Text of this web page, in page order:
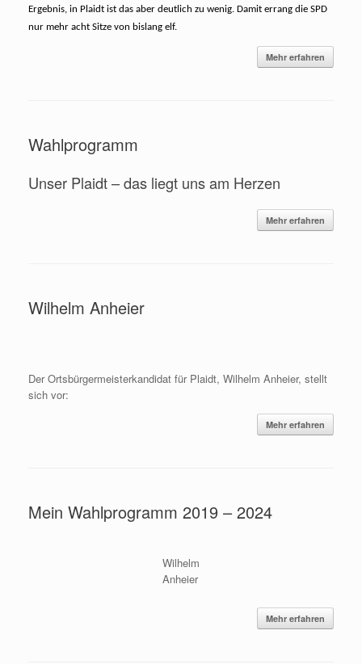
Ergebnis, in Plaidt ist das aber deutlich zu wenig. Damit errang die SPD
nur mehr acht Sitze von bislang elf.
Mehr erfahren
Wahlprogramm
Unser Plaidt – das liegt uns am Herzen
Mehr erfahren
Wilhelm Anheier
Der Ortsbürgermeisterkandidat für Plaidt, Wilhelm Anheier, stellt
sich vor:
Mehr erfahren
Mein Wahlprogramm 2019 – 2024
Wilhelm
Anheier
Mehr erfahren